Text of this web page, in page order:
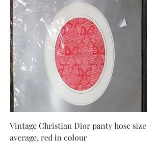
Vintage Christian Dior panty hose size
average, red in colour